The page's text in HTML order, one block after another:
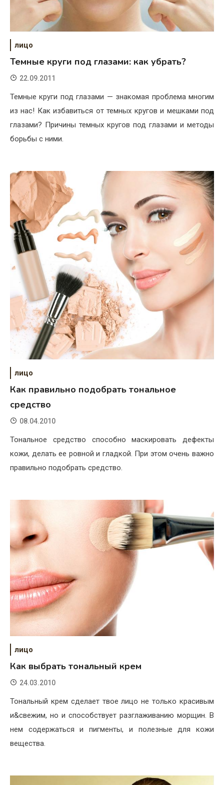
лицо
Темные круги под глазами: как убрать?
22.09.2011
Темные круги под глазами — знакомая проблема многим
из нас! Как избавиться от темных кругов и мешками под
глазами? Причины темных кругов под глазами и методы
борьбы с ними.
лицо
Как правильно подобрать тональное
средство
08.04.2010
Тональное средство способно маскировать дефекты
кожи, делать ее ровной и гладкой. При этом очень важно
правильно подобрать средство.
лицо
Как выбрать тональный крем
24.03.2010
Тональный крем сделает твое лицо не только красивым
и&свежим, но и способствует разглаживанию морщин. В
нем содержаться и пигменты, и полезные для кожи
вещества.